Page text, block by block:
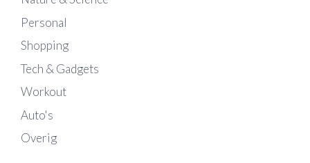
Personal
Shopping
Tech & Gadgets
Workout
Auto's
Overig